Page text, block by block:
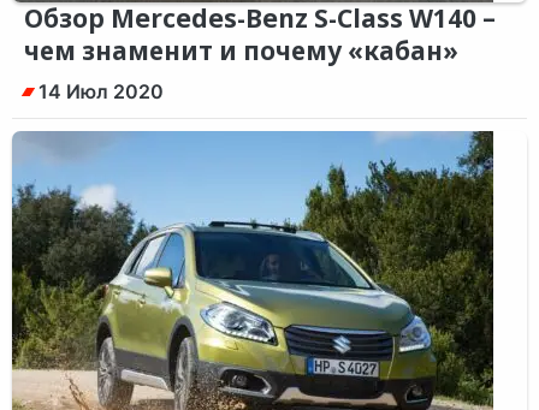
Обзор Mercedes-Benz S-Class W140 –
чем знаменит и почему «кабан»
14 Июл 2020